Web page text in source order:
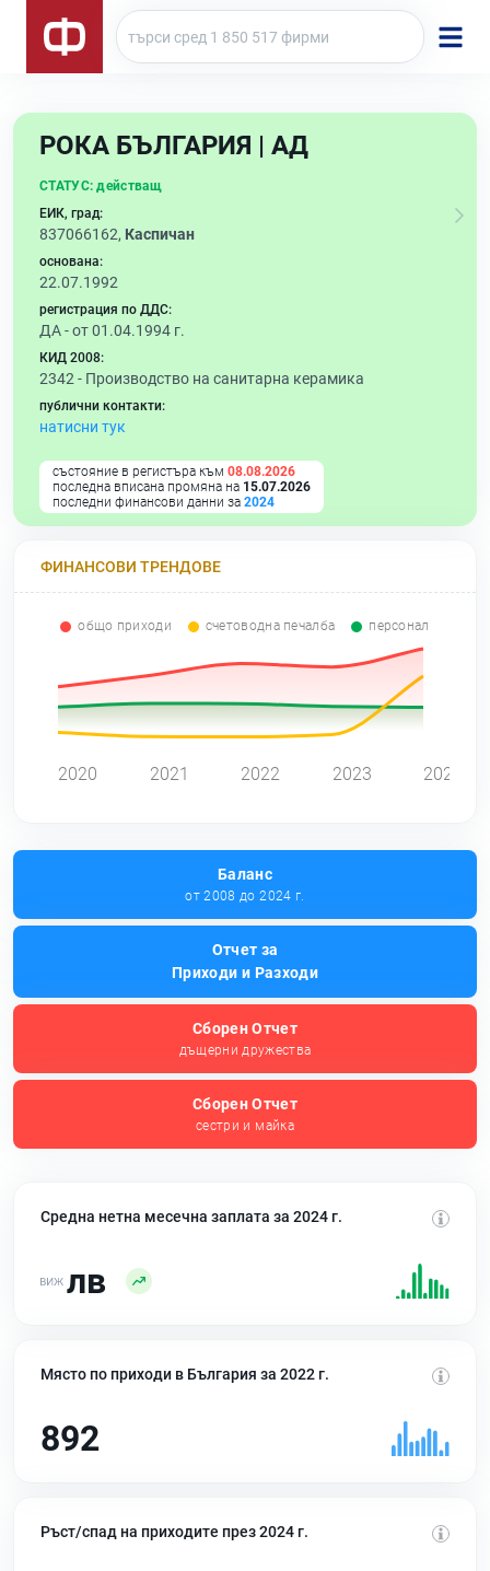
РОКА БЪЛГАРИЯ | АД
СТАТУС: действащ
ЕИК, град:
837066162, Каспичан
основана:
22.07.1992
регистрация по ДДС:
ДА - от 01.04.1994 г.
КИД 2008:
2342 - Производство на санитарна керамика
публични контакти:
натисни тук
състояние в регистъра към 08.08.2026
последна вписана промяна на 15.07.2026
последни финансови данни за 2024
ФИНАНСОВИ ТРЕНДОВЕ
общо приходи счетоводна печалба персонал
2020 2021 2022 2023 2024
Баланс
от 2008 до 2024 г.
Отчет за
Приходи и Разходи
Сборен Отчет
дъщерни дружества
Сборен Отчет
сестри и майка
Средна нетна месечна заплата за 2024 г.
лв
Място по приходи в България за 2022 г.
892
Ръст/спад на приходите през 2024 г.